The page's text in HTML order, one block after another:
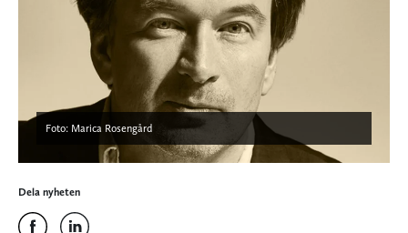
Foto: Marica Rosengård
Dela nyheten